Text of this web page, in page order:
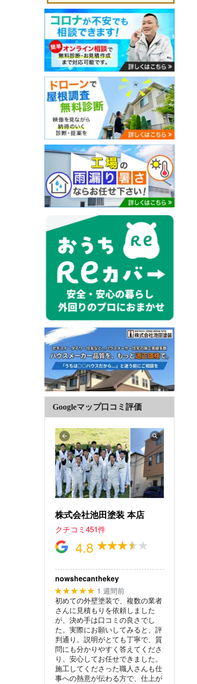
Googleマップ口コミ評価
株式会社池田塗装 本店
クチコミ451件
4.8
nowshecanthekey
★★★★★ 1 週間前
初めての外壁塗装で、複数の業者
さんに見積もりを依頼しました
が、決め手は口コミの良さでし
た。実際にお願いしてみると、評
判通り。説明がとても丁寧で、質
問にも分かりやすく答えてくださ
り、安心してお任せできました。
施工してくださった職人さんも仕
事への熱意が伝わる方で、仕上が